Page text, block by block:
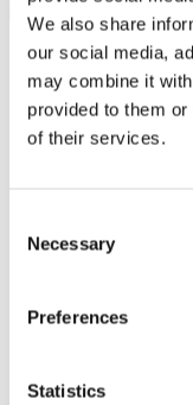
We also share
our social media,
may combine it
provided to them
of their services.
Selection
Necessary
Preferences
Statistics